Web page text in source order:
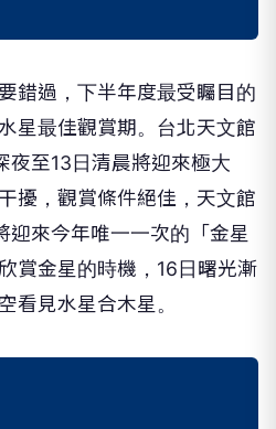
錯過，下半年度最受矚目的
星最佳觀賞期。台北天文館
夜至13日清晨將迎來極大
擾，觀賞條件絕佳，天文館
迎來今年唯一一次的「金星
賞金星的時機，16日曙光漸
看見水星合木星。